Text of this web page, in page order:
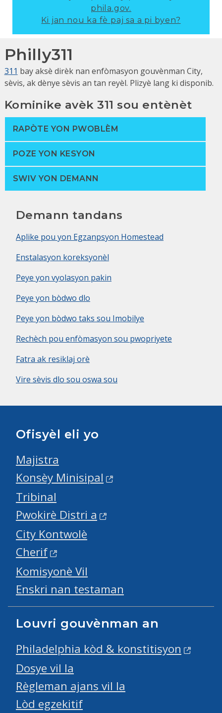
phila.gov.
Ki jan nou ka fè paj sa a pi byen?
Philly311
311 bay aksè dirèk nan enfòmasyon gouvènman City,
sèvis, ak dènye sèvis an tan reyèl. Plizyè lang ki disponib.
Kominike avèk 311 sou entènèt
RAPÒTE YON PWOBLÈM
POZE YON KESYON
SWIV YON DEMANN
Demann tandans
Aplike pou yon Egzanpsyon Homestead
Enstalasyon koreksyonèl
Peye yon vyolasyon pakin
Peye yon bòdwo dlo
Peye yon bòdwo taks sou Imobilye
Rechèch pou enfòmasyon sou pwopriyete
Fatra ak resiklaj orè
Vire sèvis dlo sou oswa sou
Ofisyèl eli yo
Majistra
Konsèy Minisipal
Tribinal
Pwokirè Distri a
City Kontwolè
Cherif
Komisyonè Vil
Enskri nan testaman
Louvri gouvènman an
Philadelphia kòd & konstitisyon
Dosye vil la
Règleman ajans vil la
Lòd egzekitif